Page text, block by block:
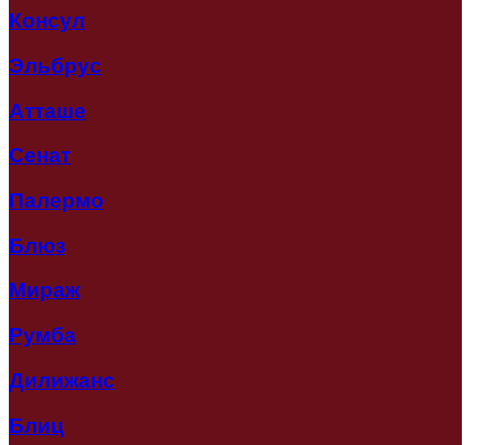
Консул
Эльбрус
Атташе
Сенат
Палермо
Блюз
Мираж
Румба
Дилижанс
Блиц